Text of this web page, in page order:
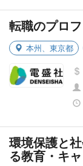
転職のプロ
本州 東京都
環境保護と
る教育・キ